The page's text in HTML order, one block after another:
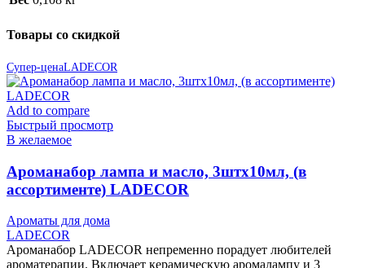
Товары со скидкой
Супер-ценаLADECOR
Add to compare
Быстрый просмотр
В желаемое
Ароманабор лампа и масло, 3штx10мл, (в
ассортименте) LADECOR
Ароматы для дома
LADECOR
Ароманабор LADECOR непременно порадует любителей
ароматерапии. Включает керамическую аромалампу и 3